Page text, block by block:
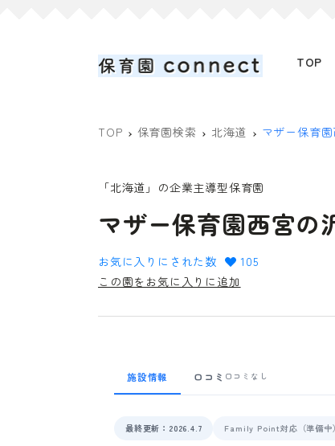
TOP
TOP 保育園検索 北海道 マザー保育
「北海道」の企業主導型保育園
マザー保育園西宮の
お気に入りにされた数
105
この園をお気に入りに追加
施設情報 口コミ 口コミなし
最終更新：2026.4.7 Family Point対応（準備中）